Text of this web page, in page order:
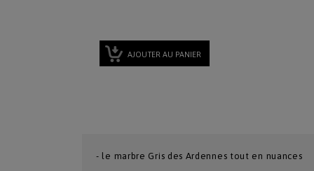
AJOUTER AU PANIER
- le marbre Gris des Ardennes tout en nuances